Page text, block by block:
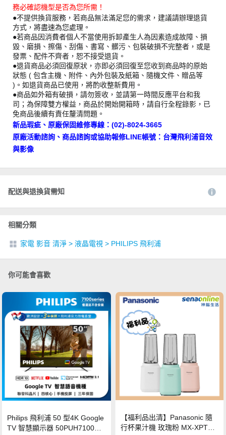
務必確認機型是否為您所需！
●不提供換貨服務，若商品無法滿足您的需求，建議請辦理退貨
方式，將盡速為您處理。
●若商品因消費者個人不當使用拆卸產生人為因素造成故障、損
毀、磨損、擦傷、刮傷、書寫、髒污、包裝破損不完整者，或是
發票、配件不齊者，恕不接受退貨。
●退貨商品必須回復原狀，亦即必須回復至您收到商品時的原始
狀態 ( 包含主機、附件、內外包裝及紙箱、隨機文件、贈品等
)。如退貨商品已使用，將酌收整新費用。
●商品如外箱有破損，請勿簽收，並請第一時間反應平台和我
司；為保障雙方權益，商品於開始開箱時，請自行全程錄影，已
免商品後續有責任釐清問題。
新品瑕疵、原廠保固維修專線：(02)-8024-3665
原廠活動諮詢、商品諮詢或協助報修LINE帳號：台灣飛利浦音效
與影像
配送與退換貨需知
相關分類
家電 影音 清淨 > 液晶電視 > PHILIPS 飛利浦
你可能會喜歡
Philips 飛利浦 50 型4K Google
TV 智慧顯示器 50PUH7100
【福利品出清】Panasonic 隨
行杯果汁機 玫瑰粉 MX-XPT10